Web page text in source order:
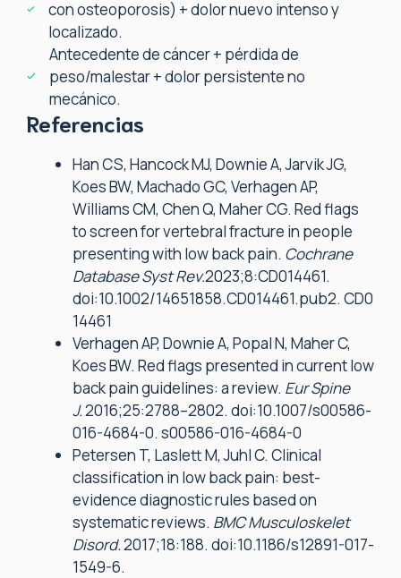
con osteoporosis) + dolor nuevo intenso y
localizado.
Antecedente de cáncer + pérdida de
peso/malestar + dolor persistente no
mecánico.
Referencias
Han CS, Hancock MJ, Downie A, Jarvik JG,
Koes BW, Machado GC, Verhagen AP,
Williams CM, Chen Q, Maher CG. Red flags
to screen for vertebral fracture in people
presenting with low back pain. Cochrane
Database Syst Rev.2023;8:CD014461.
doi:10.1002/14651858.CD014461.pub2. CD0
14461
Verhagen AP, Downie A, Popal N, Maher C,
Koes BW. Red flags presented in current low
back pain guidelines: a review. Eur Spine
J.2016;25:2788–2802. doi:10.1007/s00586-
016-4684-0. s00586-016-4684-0
Petersen T, Laslett M, Juhl C. Clinical
classification in low back pain: best-
evidence diagnostic rules based on
systematic reviews. BMC Musculoskelet
Disord.2017;18:188. doi:10.1186/s12891-017-
1549-6.